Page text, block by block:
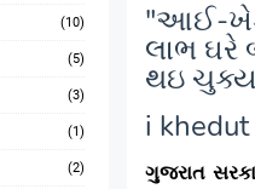
(10)
(5)
(3)
(1)
(2)
"આઈ-
લાભ ઘરે
થઇ
i
ગુજરાત